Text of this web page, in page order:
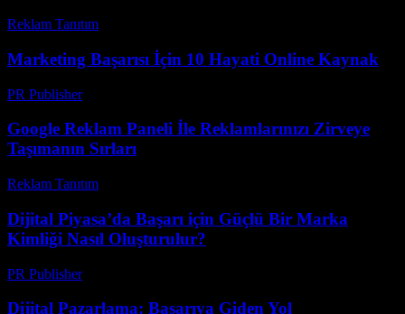
Reklam Tanıtım
Marketing Başarısı İçin 10 Hayati Online Kaynak
PR Publisher-
Google Reklam Paneli İle Reklamlarınızı Zirveye
Taşımanın Sırları
Reklam Tanıtım
Dijital Piyasa’da Başarı için Güçlü Bir Marka
Kimliği Nasıl Oluşturulur?
PR Publisher-
Dijital Pazarlama: Başarıya Giden Yol